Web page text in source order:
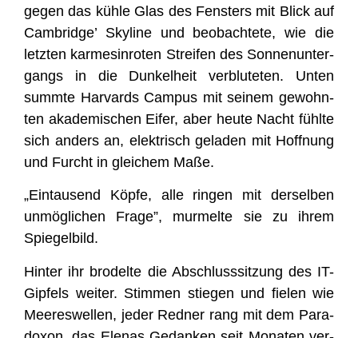
gegen das küh­le Glas des Fens­ters mit Blick auf
Cam­bridge’ Sky­line und beob­ach­te­te, wie die
letz­ten kar­me­sin­ro­ten Strei­fen des Son­nen­un­ter­
gangs in die Dun­kel­heit ver­blu­te­ten. Unten
summ­te Har­vards Cam­pus mit sei­nem gewohn­
ten aka­de­mi­schen Eifer, aber heu­te Nacht fühl­te
sich anders an, elek­trisch gela­den mit Hoff­nung
und Furcht in glei­chem Maße.
„Ein­tau­send Köp­fe, alle rin­gen mit der­sel­ben
unmög­li­chen Fra­ge”, mur­mel­te sie zu ihrem
Spiegelbild.
Hin­ter ihr bro­del­te die Abschluss­sit­zung des IT-
Gip­fels wei­ter. Stim­men stie­gen und fie­len wie
Mee­res­wel­len, jeder Red­ner rang mit dem Para­